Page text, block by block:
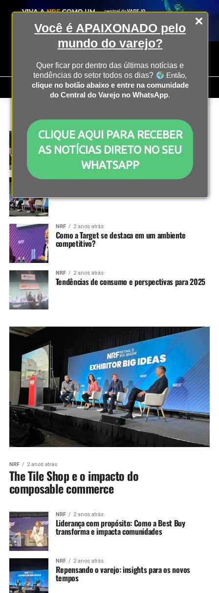
Você é APAIXONADO pelo
mundo do varejo?
Quer ficar por dentro das últimas notícias e
tendências do setor todos os dias?
Então,
clique no botão abaixo e entre na comunidade
do Central do Varejo no WhatsApp.
CLIQUE AQUI PARA RECEBER
AS NOTÍCIAS DIRETO NO SEU
WHATSAPP
All posts tagged "nrf"
NRF 2 anos atrás
Torne suas lojas insubstituíveis e irresistíveis com
as dicas de Kevin Ervin Kelley
NRF 2 anos atrás
NRF 2 anos atrás
Como a Target se destaca em um ambiente
competitivo?
NRF 2 anos atrás
Tendências de consumo e perspectivas para 2025
NRF 2 anos atrás
The Tile Shop e o impacto do
composable commerce
NRF 2 anos atrás
Liderança com propósito: Como a Best Buy
transforma e impacta comunidades
NRF 2 anos atrás
Repensando o varejo: insights para os novos
tempos